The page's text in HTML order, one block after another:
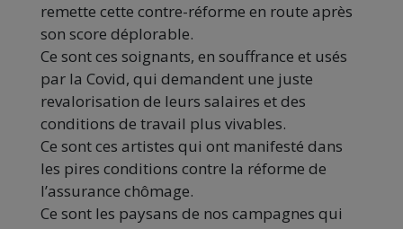
remette cette contre-réforme en route après
son score déplorable.
Ce sont ces soignants, en souffrance et usés
par la Covid, qui demandent une juste
revalorisation de leurs salaires et des
conditions de travail plus vivables.
Ce sont ces artistes qui ont manifesté dans
les pires conditions contre la réforme de
l’assurance chômage.
Ce sont les paysans de nos campagnes qui